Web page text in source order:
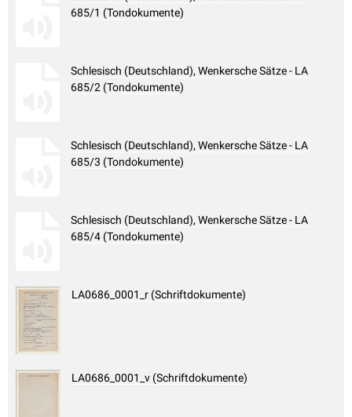
685/1 (Tondokumente)
Schlesisch (Deutschland), Wenkersche Sätze - LA
685/2 (Tondokumente)
Schlesisch (Deutschland), Wenkersche Sätze - LA
685/3 (Tondokumente)
Schlesisch (Deutschland), Wenkersche Sätze - LA
685/4 (Tondokumente)
LA0686_0001_r (Schriftdokumente)
LA0686_0001_v (Schriftdokumente)